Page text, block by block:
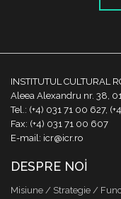
INSTITUTUL CULTURAL
Aleea Alexandru nr. 38,
Tel.: (+4) 031 71 00 627,
Fax: (+4) 031 71 00 607
E-mail: icr@icr.ro
DESPRE NOI
Misiune / Strategie /